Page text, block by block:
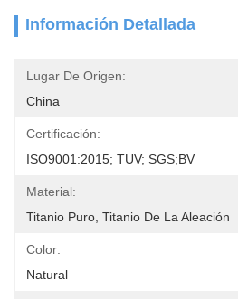
Información Detallada
Lugar De Origen:
China
Certificación:
ISO9001:2015; TUV; SGS;BV
Material:
Titanio Puro, Titanio De La Aleación
Color:
Natural